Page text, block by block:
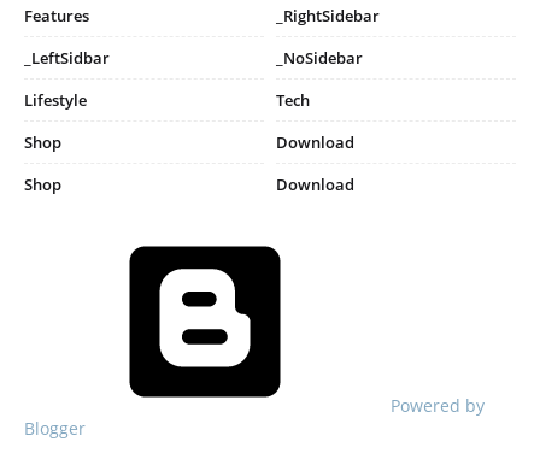
Features
_RightSidebar
_LeftSidbar
_NoSidebar
Lifestyle
Tech
Shop
Download
Shop
Download
Powered by
Blogger